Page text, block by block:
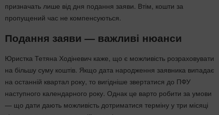
призначать лише від дня подання заяви. Втім, кошти за
пропущений час не компенсуються.
Подання заяви — важливі нюанси
Юристка Тетяна Ходіневич каже, що є можливість розраховувати
на більшу суму коштів. Якщо дата народження заявника випадає
на останній квартал року, то вигідніше звертатися до ПФУ
наступного календарного року. Однак це варто робити за умови
— що дати дають можливість дотриматися терміну у три місяці